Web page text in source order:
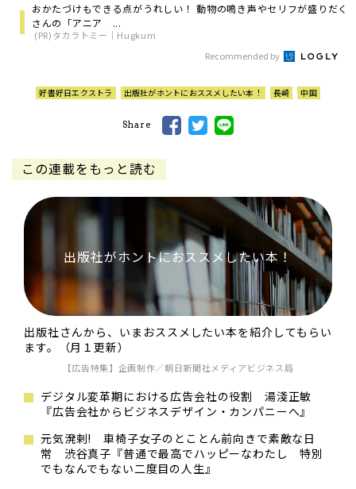
おかたづけもできる点がうれしい！ 動物の鳴き声やセリフが盛りだく
さんの「アニア ...
(PR)タカラトミー｜Hugkum
Recommended by
好書好日エクストラ 出版社がホントにおススメしたい本！ 長崎 中国
Share
この連載をもっと読む
出版社がホントにおススメしたい本！
出版社さんから、いまおススメしたい本を紹介してもらい
ます。（月１更新）
【広告特集】企画制作／朝日新聞社メディアビジネス局
デジタル変革期における広告会社の役割 湯淺正敏
『広告会社からビジネスデザイン・カンパニーへ』
元気溌剌! 車椅子女子のとことん前向きで素敵な日
常 渋谷真子『普通で最高でハッピーなわたし 特別
でもなんでもない二度目の人生』